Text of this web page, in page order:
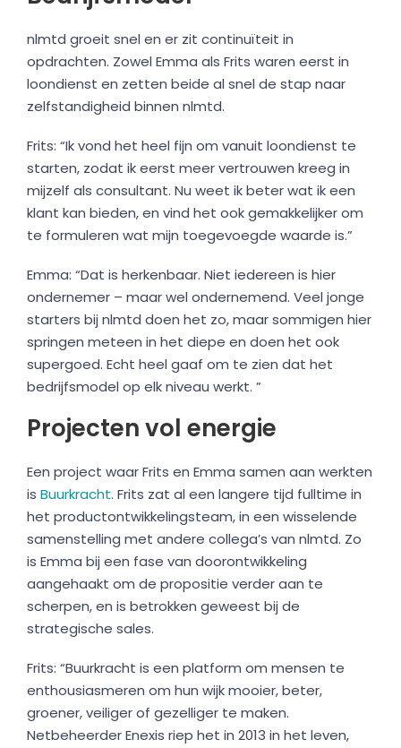
nlmtd groeit snel en er zit continuïteit in
opdrachten. Zowel Emma als Frits waren eerst in
loondienst en zetten beide al snel de stap naar
zelfstandigheid binnen nlmtd.
Frits: “Ik vond het heel fijn om vanuit loondienst te
starten, zodat ik eerst meer vertrouwen kreeg in
mijzelf als consultant. Nu weet ik beter wat ik een
klant kan bieden, en vind het ook gemakkelijker om
te formuleren wat mijn toegevoegde waarde is.”
Emma: “Dat is herkenbaar. Niet iedereen is hier
ondernemer – maar wel ondernemend. Veel jonge
starters bij nlmtd doen het zo, maar sommigen hier
springen meteen in het diepe en doen het ook
supergoed. Echt heel gaaf om te zien dat het
bedrijfsmodel op elk niveau werkt. ”
Projecten vol energie
Een project waar Frits en Emma samen aan werkten
is Buurkracht. Frits zat al een langere tijd fulltime in
het productontwikkelingsteam, in een wisselende
samenstelling met andere collega’s van nlmtd. Zo
is Emma bij een fase van doorontwikkeling
aangehaakt om de propositie verder aan te
scherpen, en is betrokken geweest bij de
strategische sales.
Frits: “Buurkracht is een platform om mensen te
enthousiasmeren om hun wijk mooier, beter,
groener, veiliger of gezelliger te maken.
Netbeheerder Enexis riep het in 2013 in het leven,